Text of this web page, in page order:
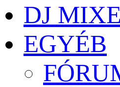
DJ
EGYÉB